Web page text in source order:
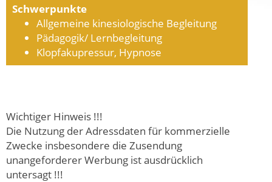
Schwerpunkte
Allgemeine kinesiologische Begleitung
Pädagogik/ Lernbegleitung
Klopfakupressur, Hypnose
Wichtiger Hinweis !!!
Die Nutzung der Adressdaten für kommerzielle
Zwecke insbesondere die Zusendung
unangeforderer Werbung ist ausdrücklich
untersagt !!!